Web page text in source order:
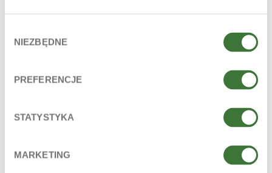
zgody
NIEZBĘDNE
PREFERENCJE
STATYSTYKA
MARKETING